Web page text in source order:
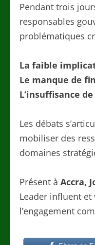
Pendant trois
responsables
problématiques
La faible
Le manque de
L’insuffisance
Les débats
mobiliser des
domaines
Présent à Accra,
Leader influent
l’engagement